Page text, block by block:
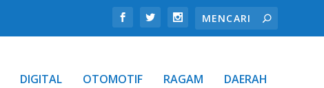
DIGITAL OTOMOTIF RAGAM DAERAH